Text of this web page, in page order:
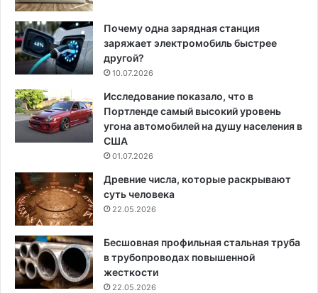
Почему одна зарядная станция
заряжает электромобиль быстрее
другой?
10.07.2026
Исследование показало, что в
Портленде самый высокий уровень
угона автомобилей на душу населения в
США
01.07.2026
Древние числа, которые раскрывают
суть человека
22.05.2026
Бесшовная профильная стальная труба
в трубопроводах повышенной
жесткости
22.05.2026